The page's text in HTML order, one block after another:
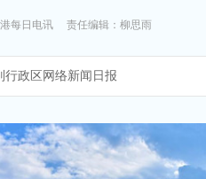
每日电讯 责任编辑：柳思雨
政区网络新闻日报